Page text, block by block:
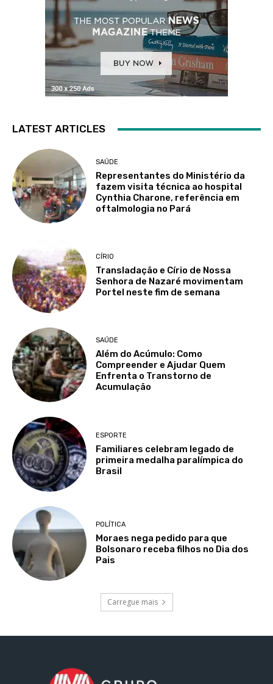
LATEST ARTICLES
SAÚDE
Representantes do Ministério da
fazem visita técnica ao hospital
Cynthia Charone, referência em
oftalmologia no Pará
CÍRIO
Transladação e Círio de Nossa
Senhora de Nazaré movimentam
Portel neste fim de semana
SAÚDE
Além do Acúmulo: Como
Compreender e Ajudar Quem
Enfrenta o Transtorno de
Acumulação
ESPORTE
Familiares celebram legado de
primeira medalha paralímpica do
Brasil
POLÍTICA
Moraes nega pedido para que
Bolsonaro receba filhos no Dia dos
Pais
Carregue mais